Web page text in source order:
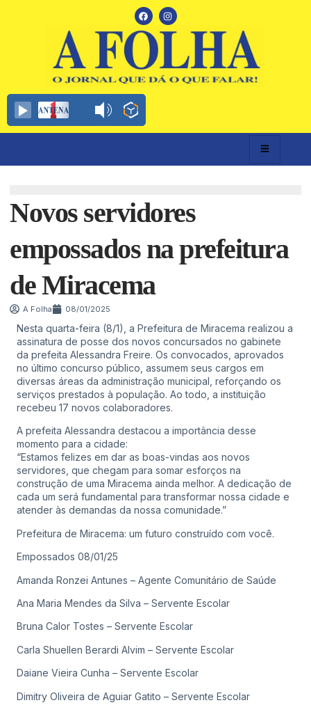
Novos servidores
empossados na prefeitura
de Miracema
A Folha 08/01/2025
Nesta quarta-feira (8/1), a Prefeitura de Miracema realizou a
assinatura de posse dos novos concursados no gabinete
da prefeita Alessandra Freire. Os convocados, aprovados
no último concurso público, assumem seus cargos em
diversas áreas da administração municipal, reforçando os
serviços prestados à população. Ao todo, a instituição
recebeu 17 novos colaboradores.
A prefeita Alessandra destacou a importância desse
momento para a cidade:
“Estamos felizes em dar as boas-vindas aos novos
servidores, que chegam para somar esforços na
construção de uma Miracema ainda melhor. A dedicação de
cada um será fundamental para transformar nossa cidade e
atender às demandas da nossa comunidade.”
Prefeitura de Miracema: um futuro construído com você.
Empossados 08/01/25
Amanda Ronzei Antunes – Agente Comunitário de Saúde
Ana Maria Mendes da Silva – Servente Escolar
Bruna Calor Tostes – Servente Escolar
Carla Shuellen Berardi Alvim – Servente Escolar
Daiane Vieira Cunha – Servente Escolar
Dimitry Oliveira de Aguiar Gatito – Servente Escolar